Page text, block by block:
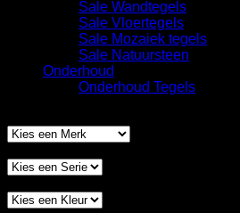
Sale Wandtegels
Sale Vloertegels
Sale Mozaiek tegels
Sale Natuursteen
Onderhoud
Onderhoud Tegels